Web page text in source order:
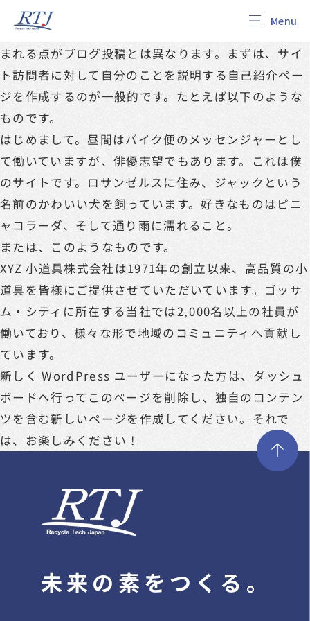
これはサンプルページです。同じ位置に固定され、(多
くのテーマでは) サイトナビゲーションメニューに含
まれる点がブログ投稿とは異なります。まずは、サイ
ト訪問者に対して自分のことを説明する自己紹介ペー
ジを作成するのが一般的です。たとえば以下のような
ものです。
はじめまして。昼間はバイク便のメッセンジャーとし
て働いていますが、俳優志望でもあります。これは僕
のサイトです。ロサンゼルスに住み、ジャックという
名前のかわいい犬を飼っています。好きなものはピニ
ャコラーダ、そして通り雨に濡れること。
または、このようなものです。
XYZ 小道具株式会社は1971年の創立以来、高品質の小
道具を皆様にご提供させていただいています。ゴッサ
ム・シティに所在する当社では2,000名以上の社員が
働いており、様々な形で地域のコミュニティへ貢献し
ています。
新しく WordPress ユーザーになった方は、 ダッシュ
ボードへ行ってこのページを削除し、独自のコンテン
ツを含む新しいページを作成してください。それで
は、お楽しみください !
未来の素をつくる。